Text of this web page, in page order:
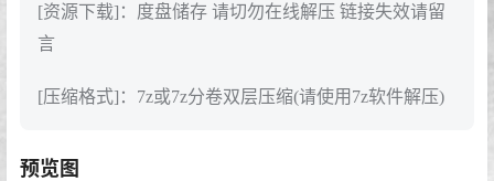
[资源下载]：度盘储存 请切勿在线解压 链接失效请留
言
[压缩格式]：7z或7z分卷双层压缩(请使用7z软件解压)
预览图